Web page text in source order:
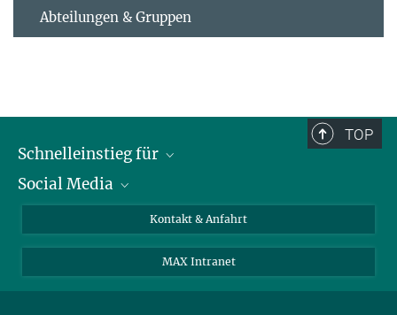
Abteilungen & Gruppen
TOP
Schnelleinstieg für
Journalist*innen
Bewerbende
Social Media
Instagram
LinkedIn
Kontakt & Anfahrt
MAX Intranet